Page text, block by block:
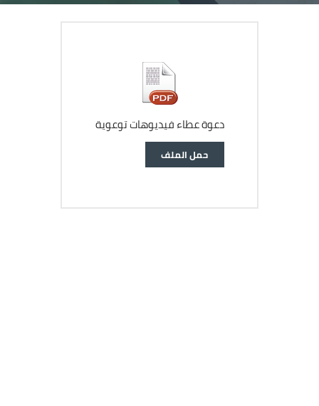
دعوة عطاء فيديوهات توعوية
وثيقة
حمل الملف